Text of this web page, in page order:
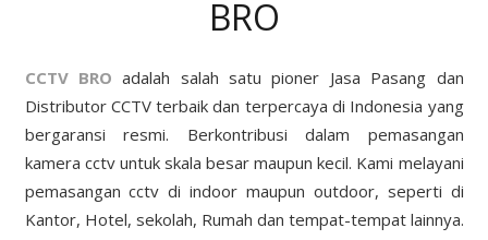
BRO
CCTV BRO adalah salah satu pioner Jasa Pasang dan
Distributor CCTV terbaik dan terpercaya di Indonesia yang
bergaransi resmi. Berkontribusi dalam pemasangan
kamera cctv untuk skala besar maupun kecil. Kami melayani
pemasangan cctv di indoor maupun outdoor, seperti di
Kantor, Hotel, sekolah, Rumah dan tempat-tempat lainnya.